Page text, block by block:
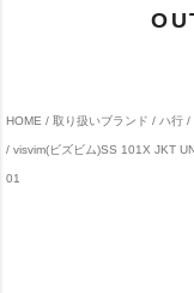
HOME 取り扱いブランド ハ行
visvim(ビズビム)SS 101X JKT
01